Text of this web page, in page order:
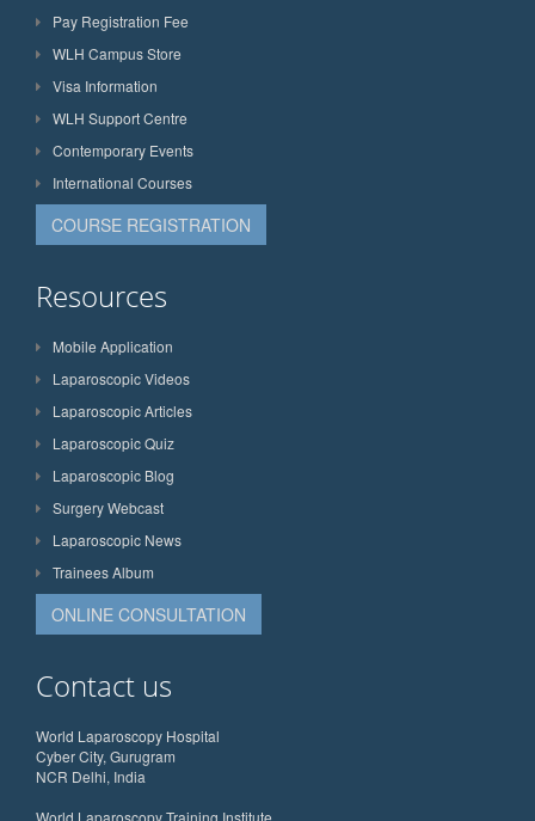
Pay Registration Fee
WLH Campus Store
Visa Information
WLH Support Centre
Contemporary Events
International Courses
COURSE REGISTRATION
Resources
Mobile Application
Laparoscopic Videos
Laparoscopic Articles
Laparoscopic Quiz
Laparoscopic Blog
Surgery Webcast
Laparoscopic News
Trainees Album
ONLINE CONSULTATION
Contact us
World Laparoscopy Hospital
Cyber City, Gurugram
NCR Delhi, India
World Laparoscopy Training Institute